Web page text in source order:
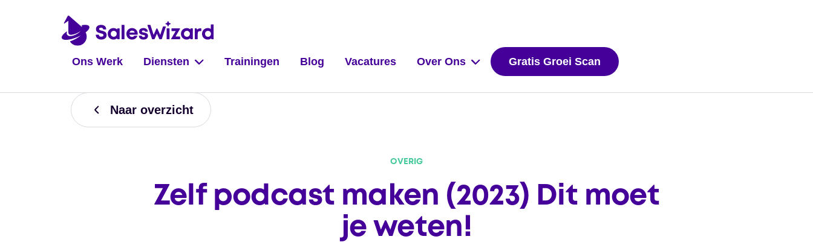
Ons Werk Diensten Trainingen Blog Vacatures Over Ons Gratis Groei Scan
Naar overzicht
OVERIG
Zelf podcast maken (2023) Dit moet
je weten!